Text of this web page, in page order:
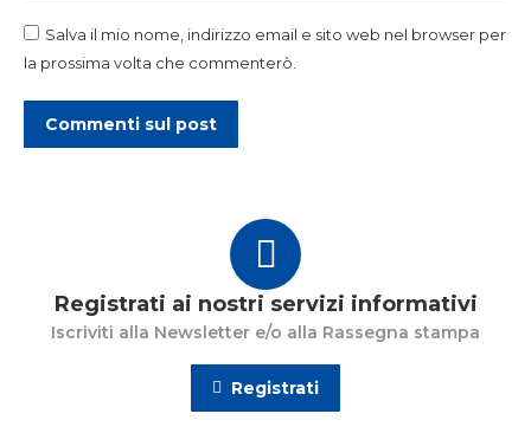
Salva il mio nome, indirizzo email e sito web nel browser per
la prossima volta che commenterò.
Commenti sul post
Registrati ai nostri servizi informativi
Iscriviti alla Newsletter e/o alla Rassegna stampa
Registrati